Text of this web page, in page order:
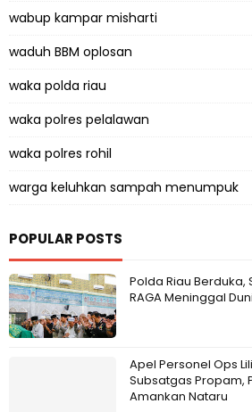
wabup kampar misharti
waduh BBM oplosan
waka polda riau
waka polres pelalawan
waka polres rohil
warga keluhkan sampah menumpuk
POPULAR POSTS
Polda Riau
RAGA Meninggal
Apel Personel Ops
Subsatgas Propam,
Amankan Nataru